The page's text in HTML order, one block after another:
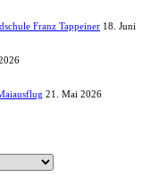
Franz Tappeiner 18. Juni
21. Mai 2026